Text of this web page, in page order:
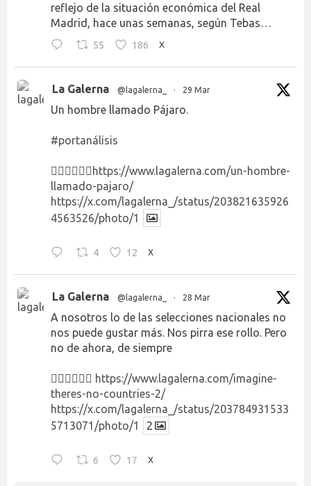
reflejo de la situación económica del Real
Madrid, hace unas semanas, según Tebas…
55 186 X
La Galerna @lagalerna_ · 29 Mar
Un hombre llamado Pájaro.
#portanálisis
👉🏻👉🏻👉🏻 https://www.lagalerna.com/un-hombre-
llamado-pajaro/
https://x.com/lagalerna_/status/203821635926
4563526/photo/1
4 12 X
La Galerna @lagalerna_ · 28 Mar
A nosotros lo de las selecciones nacionales no
nos puede gustar más. Nos pirra ese rollo. Pero
no de ahora, de siempre
👉🏻👉🏻👉🏻 https://www.lagalerna.com/imagine-
theres-no-countries-2/
https://x.com/lagalerna_/status/203784931533
5713071/photo/1
2
6 17 X